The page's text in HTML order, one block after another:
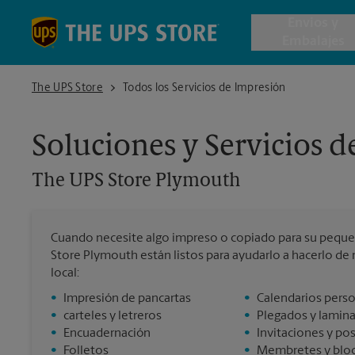
Cajas de
Envío
Todos los
The UPS Store
The UPS Store PlymouthTodos los Servicios de Impresión
Soluciones y Servicios
The UPS Store Plymouth
Cuando necesite algo impreso o copiado para su
Store Plymouth están listos para ayudarlo a hacerlo de
local:
•
Impresión de pancartas
•
carteles y letreros
•
Encuadernación
•
Folletos
• Calendarios
•
Plegados y
•
Invitaciones y
•
Membretes y